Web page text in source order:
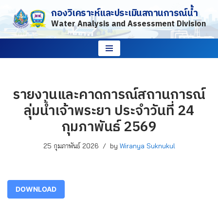
Skip
to
กองวิเคราะห์และประเมินสถานการณ์น้ำ
Water Analysis and Assessment Division
รายงานและคาดการณ์สถานการณ์
ลุ่มน้ำเจ้าพระยา ประจำวันที่ 24
กุมภาพันธ์ 2569
25 กุมภาพันธ์ 2026 by Wiranya Suknukul
DOWNLOAD